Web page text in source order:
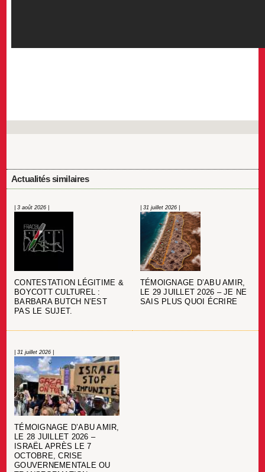
Actualités similaires
| 3 août 2026 |
CONTESTATION LÉGITIME &
BOYCOTT CULTUREL :
BARBARA BUTCH N’EST
PAS LE SUJET.
| 31 juillet 2026 |
TÉMOIGNAGE D’ABU AMIR,
LE 29 JUILLET 2026 – JE NE
SAIS PLUS QUOI ÉCRIRE
| 31 juillet 2026 |
TÉMOIGNAGE D’ABU AMIR,
LE 28 JUILLET 2026 –
ISRAËL APRÈS LE 7
OCTOBRE, CRISE
GOUVERNEMENTALE OU